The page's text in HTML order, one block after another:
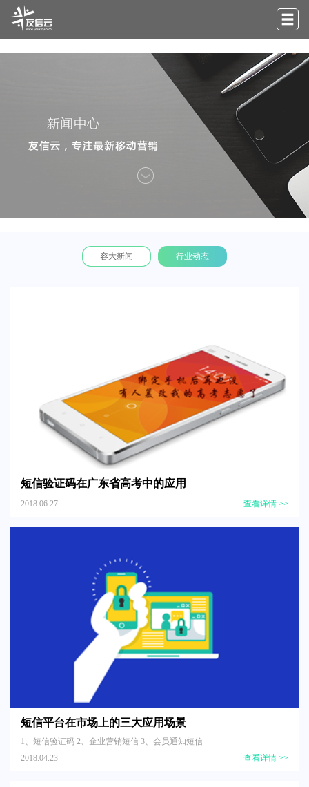
容大新闻 行业动态
短信验证码在广东省高考中的应用
2018.06.27 查看详情 >>
短信平台在市场上的三大应用场景
1、短信验证码 2、企业营销短信 3、会员通知短信
2018.04.23
查看详情 >>